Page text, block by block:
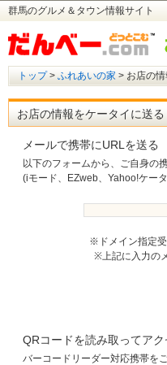
群馬のグルメ＆タウン情報サイト
トップ> ふれあいの家 > お店の
お店の情報をケータイに送る
メールで携帯にURLを送る
以下のフォームから、ご自身の
(iモード、EZweb、Yahoo!ケータ
※ドメイン指定
※上記に入力の
QRコードを読み取ってアク
バーコードリーダー対応携帯を